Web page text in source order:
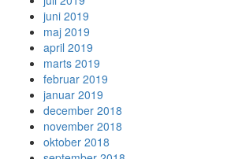
juni 2019
maj 2019
april 2019
marts 2019
februar 2019
januar 2019
december 2018
november 2018
oktober 2018